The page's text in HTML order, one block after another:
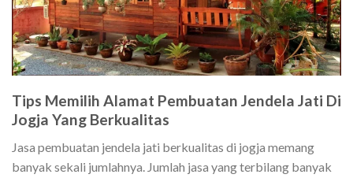
Tips Memilih Alamat Pembuatan Jendela Jati Di
Jogja Yang Berkualitas
Jasa pembuatan jendela jati berkualitas di jogja memang
banyak sekali jumlahnya. Jumlah jasa yang terbilang banyak